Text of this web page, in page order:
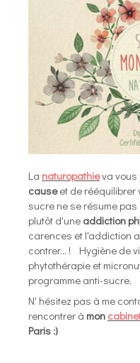
La naturopathieva vous
causeet de rééquilibrer
sucre ne se résume pas
plutôt d'une addiction
carences et l'addiction
contrer... ! Hygiène de
phytothérapie et
programme anti-sucre.
N' hésitez pas à me
rencontrer à mon
Paris :)